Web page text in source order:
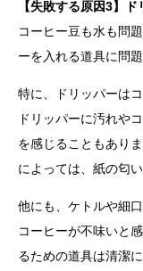
【失敗する原因3】
コーヒー豆も水も問
ーを入れる道具に問
特に、ドリッパーは
ドリッパーに汚れや
を感じることもあり
によっては、紙の匂
他にも、ケトルや細
コーヒーが不味いと
るための道具は清潔